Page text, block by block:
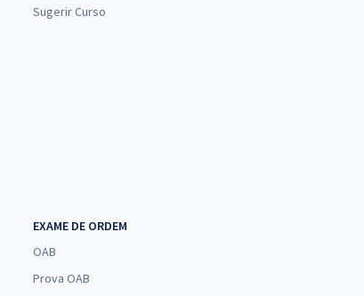
Sugerir Curso
EXAME DE ORDEM
OAB
Prova OAB